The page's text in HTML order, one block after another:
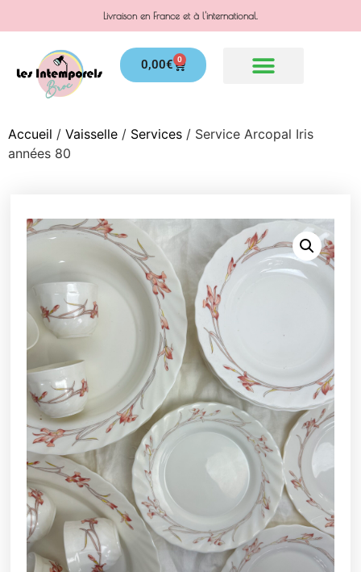
Livraison en France et à l'international.
0,00€ 0
Accueil / Vaisselle / Services / Service Arcopal Iris
années 80